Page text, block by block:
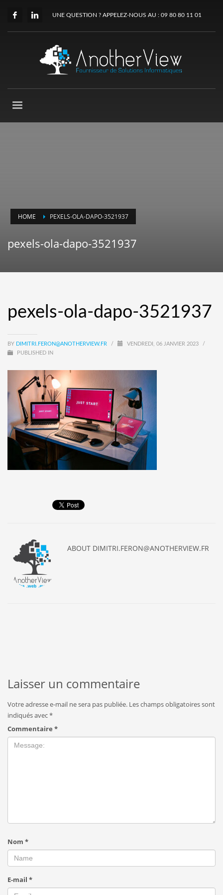
UNE QUESTION ? APPELEZ-NOUS AU : 09 80 80 11 01
HOME PEXELS-OLA-DAPO-3521937
pexels-ola-dapo-3521937
pexels-ola-dapo-3521937
BY DIMITRI.FERON@ANOTHERVIEW.FR / VENDREDI, 06 JANVIER 2023
/
PUBLISHED IN
ABOUT DIMITRI.FERON@ANOTHERVIEW.FR
Laisser un commentaire
Votre adresse e-mail ne sera pas publiée. Les champs obligatoires sont
indiqués avec*
Commentaire *
Nom *
E-mail *